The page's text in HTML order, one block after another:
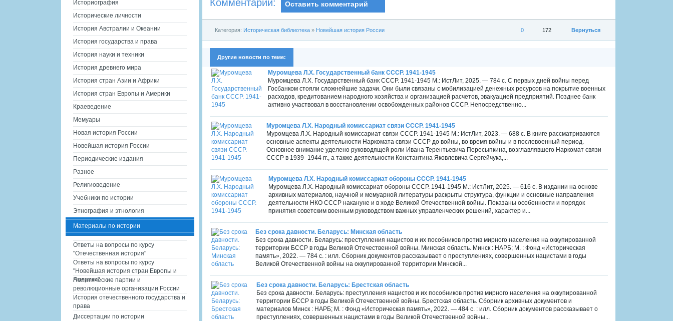
Комментарии: Оставить комментарий
Вернуться
172
0
Категория: Историческая библиотека » Новейшая история России
Другие новости по теме:
Муромцева Л.Х. Государственный банк СССР. 1941-1945
Муромцева Л.Х. Государственный банк СССР. 1941-1945 М.: ИстЛит, 2025. — 784 с. С первых дней войны перед
Госбанком стояли сложнейшие задачи. Они были связаны с мобилизацией денежных ресурсов на покрытие военных
расходов, кредитованием народного хозяйства и организацией расчетов, эвакуацией предприятий. Позднее банк
активно участвовал в восстановлении освобожденных районов СССР. Непосредственно...
Муромцева Л.Х. Народный комиссариат связи СССР. 1941-1945
Муромцева Л.Х. Народный комиссариат связи СССР. 1941-1945 М.: ИстЛит, 2023. — 688 с. В книге рассматриваются
основные аспекты деятельности Наркомата связи СССР до войны, во время войны и в послевоенный период.
Основное внимание уделено руководящей роли Ивана Терентьевича Пересыпкина, возглавлявшего Наркомат связи
СССР в 1939–1944 гг., а также деятельности Константина Яковлевича Сергейчука,...
Муромцева Л.Х. Народный комиссариат обороны СССР. 1941-1945
Муромцева Л.Х. Народный комиссариат обороны СССР. 1941-1945 М.: ИстЛит, 2025. — 616 с. В издании на основе
архивных материалов, научной и мемуарной литературы раскрыты структура, функции и основные направления
деятельности НКО СССР накануне и в ходе Великой Отечественной войны. Показаны особенности и порядок
принятия советским военным руководством важных управленческих решений, характер и...
Без срока давности. Беларусь: Минская область
Без срока давности. Беларусь: преступления нацистов и их пособников против мирного населения на оккупированной
территории БССР в годы Великой Отечественной войны. Минская область. Минск : НАРБ; М. : Фонд «Историческая
память», 2022. — 784 с. : илл. Сборник документов рассказывает о преступлениях, совершенных нацистами в годы
Великой Отечественной войны на оккупированной территории Минской...
Без срока давности. Беларусь: Брестская область
Без срока давности. Беларусь: преступления нацистов и их пособников против мирного населения на оккупированной
территории БССР в годы Великой Отечественной войны. Брестская область. Сборник архивных документов и
материалов Минск : НАРБ; М. : Фонд «Историческая память», 2022. — 484 с. : илл. Сборник документов рассказывает о
преступлениях, совершенных нацистами в годы Великой Отечественной войны...
Историография
Исторические личности
История Австралии и Океании
История государства и права
История науки и техники
История древнего мира
История стран Азии и Африки
История стран Европы и Америки
Краеведение
Мемуары
Новая история России
Новейшая история России
Периодические издания
Разное
Религиоведение
Учебники по истории
Этнография и этнология
Материалы по истории
Ответы на вопросы по курсу
"Отечественная история"
Ответы на вопросы по курсу
"Новейшая история стран Европы и
Америки"
Политические партии и
революционные организации России
История отечественного государства и
права
Диссертации по истории